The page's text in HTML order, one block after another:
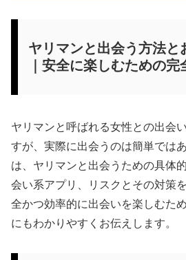
ヤリマンと出会う方法と
｜安全に楽しむための完
ヤリマンと呼ばれる女性との出会
すが、実際に出会うのは簡単では
は、ヤリマンと出会うための具体
会い系アプリ、リスクとその対策
全かつ効率的に出会いを楽しむた
にもわかりやすくお伝えします。